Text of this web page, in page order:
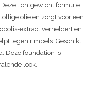
lichtgewicht formule
olie en zorgt voor een
extract verheldert en
tegen rimpels. Geschikt
Deze foundation is
look.